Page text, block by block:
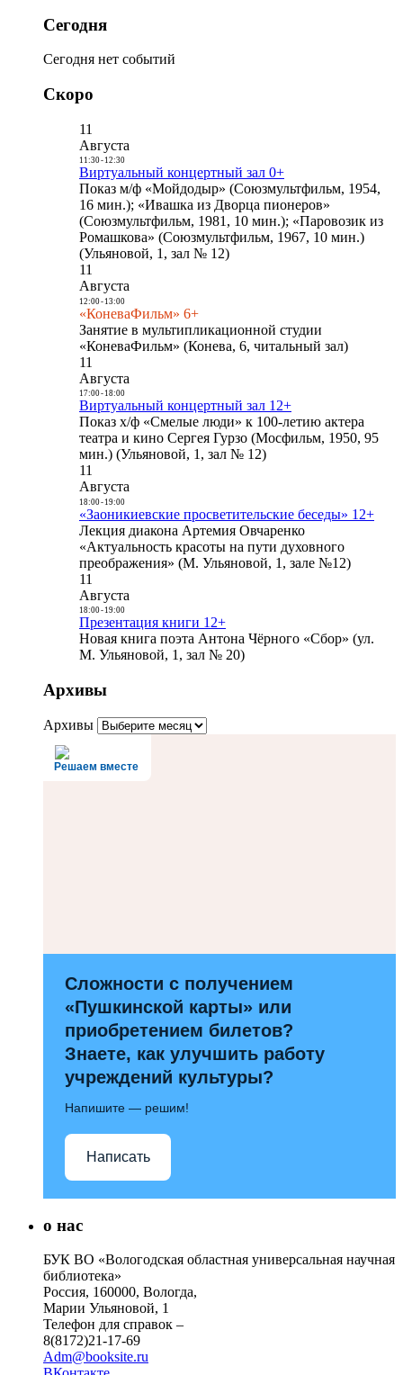
Сегодня
Сегодня нет событий
Скоро
11
Августа
11:30- 12:30
Виртуальный концертный зал 0+
Показ м/ф «Мойдодыр» (Союзмультфильм, 1954,
16 мин.); «Ивашка из Дворца пионеров»
(Союзмультфильм, 1981, 10 мин.); «Паровозик из
Ромашкова» (Союзмультфильм, 1967, 10 мин.)
(Ульяновой, 1, зал № 12)
11
Августа
12:00- 13:00
«КоневаФильм» 6+
Занятие в мультипликационной студии
«КоневаФильм» (Конева, 6, читальный зал)
11
Августа
17:00- 18:00
Виртуальный концертный зал 12+
Показ х/ф «Смелые люди» к 100-летию актера
театра и кино Сергея Гурзо (Мосфильм, 1950, 95
мин.) (Ульяновой, 1, зал № 12)
11
Августа
18:00- 19:00
«Заоникиевские просветительские беседы» 12+
Лекция диакона Артемия Овчаренко
«Актуальность красоты на пути духовного
преображения» (М. Ульяновой, 1, зале №12)
11
Августа
18:00- 19:00
Презентация книги 12+
Новая книга поэта Антона Чёрного «Сбор» (ул.
М. Ульяновой, 1, зал № 20)
Архивы
Архивы
Решаем вместе
Сложности с получением
«Пушкинской карты» или
приобретением билетов?
Знаете, как улучшить работу
учреждений культуры?
Напишите — решим!
Написать
о нас
БУК ВО «Вологодская областная универсальная научная
библиотека»
Россия, 160000, Вологда,
Марии Ульяновой, 1
Телефон для справок –
8(8172)21-17-69
Adm@booksite.ru